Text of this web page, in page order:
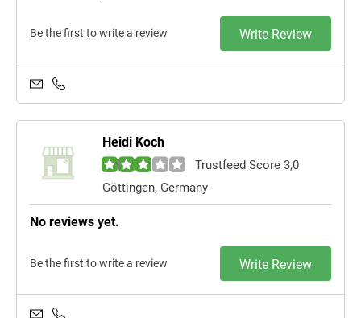
Be the first to write a review Write Review
Heidi Koch
Trustfeed Score 3,0
Göttingen, Germany
No reviews yet.
Be the first to write a review Write Review